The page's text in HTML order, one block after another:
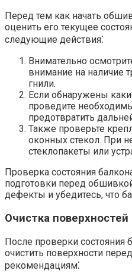
Перед тем как начать
оценить его текущее
следующие действия⁚
Внимательно
внимание на наличие
гнили.​
Если обнаружены
проведите
предотвратить
Также проверьте
оконных стекол.​ При
стеклопакеты или
Проверка состояния
подготовки перед
дефекты и убедитесь, что
Очистка поверхностей
После проверки состояния
очистить поверхности
рекомендациям⁚